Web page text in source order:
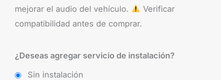
mejorar el audio del vehículo.
Verificar
compatibilidad antes de comprar.
¿Deseas agregar servicio de instalación?
Sin instalación